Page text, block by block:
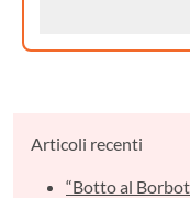
Articoli recenti
“Botto al